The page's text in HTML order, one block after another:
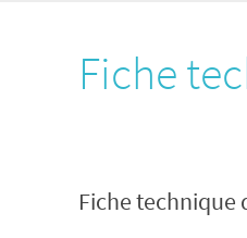
Fiche
Fiche technique